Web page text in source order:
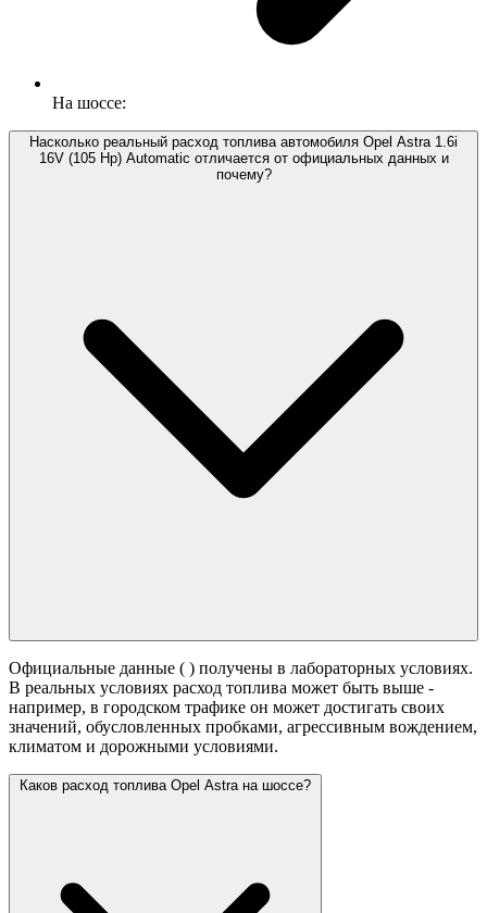
На шоссе:
Насколько реальный расход топлива автомобиля Opel Astra 1.6i
16V (105 Hp) Automatic отличается от официальных данных и
почему?
Официальные данные ( ) получены в лабораторных условиях.
В реальных условиях расход топлива может быть выше -
например, в городском трафике он может достигать своих
значений, обусловленных пробками, агрессивным вождением,
климатом и дорожными условиями.
Каков расход топлива Opel Astra на шоссе?